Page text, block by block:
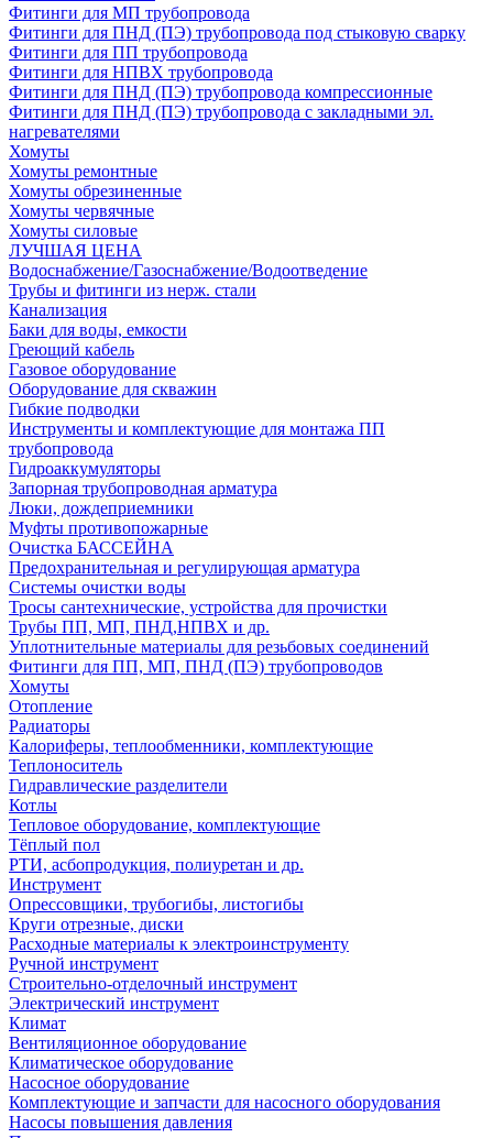
Фитинги для МП трубопровода
Фитинги для ПНД (ПЭ) трубопровода под стыковую сварку
Фитинги для ПП трубопровода
Фитинги для НПВХ трубопровода
Фитинги для ПНД (ПЭ) трубопровода компрессионные
Фитинги для ПНД (ПЭ) трубопровода с закладными эл.
нагревателями
Хомуты
Хомуты ремонтные
Хомуты обрезиненные
Хомуты червячные
Хомуты силовые
ЛУЧШАЯ ЦЕНА
Водоснабжение/Газоснабжение/Водоотведение
Трубы и фитинги из нерж. стали
Канализация
Баки для воды, емкости
Греющий кабель
Газовое оборудование
Оборудование для скважин
Гибкие подводки
Инструменты и комплектующие для монтажа ПП
трубопровода
Гидроаккумуляторы
Запорная трубопроводная арматура
Люки, дождеприемники
Муфты противопожарные
Очистка БАССЕЙНА
Предохранительная и регулирующая арматура
Системы очистки воды
Тросы сантехнические, устройства для прочистки
Трубы ПП, МП, ПНД,НПВХ и др.
Уплотнительные материалы для резьбовых соединений
Фитинги для ПП, МП, ПНД (ПЭ) трубопроводов
Хомуты
Отопление
Радиаторы
Калориферы, теплообменники, комплектующие
Теплоноситель
Гидравлические разделители
Котлы
Тепловое оборудование, комплектующие
Тёплый пол
РТИ, асбопродукция, полиуретан и др.
Инструмент
Опрессовщики, трубогибы, листогибы
Круги отрезные, диски
Расходные материалы к электроинструменту
Ручной инструмент
Строительно-отделочный инструмент
Электрический инструмент
Климат
Вентиляционное оборудование
Климатическое оборудование
Насосное оборудование
Комплектующие и запчасти для насосного оборудования
Насосы повышения давления